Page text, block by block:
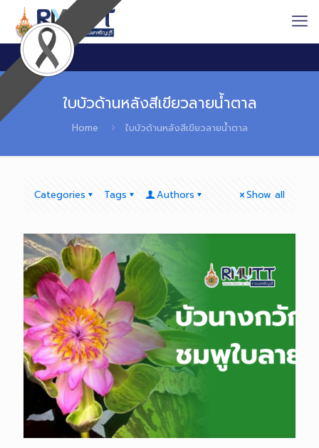
ใบบัวด้านหลังสีเขียวลายน้ำตาล
Home ใบบัวด้านหลังสีเขียวลายน้ำตาล
Categories Tags Authors Show all